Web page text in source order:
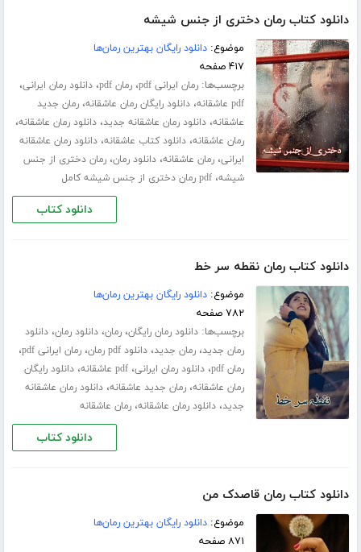
دانلود کتاب رمان دختری از جنس شیشه
موضوع:دانلود رایگان بهترین رمان‌ها
۴۱۷ صفحه
برچسب‌ها:رمان ایرانی pdf ،رمان pdf ،دانلود رمان ایرانی،
pdf عاشقانه ،دانلود رایگان رمان عاشقانه،رمان جدید
عاشقانه،دانلود رمان عاشقانه جدید،دانلود رمان عاشقانه،
رمان عاشقانه،دانلود کتاب عاشقانه،دانلود رمان عاشقانه
ایرانی،رمان عاشقانه،دانلود رمان،رمان دختری از جنس
شیشه،pdf رمان دختری از جنس شیشه کامل
دانلود کتاب
دانلود کتاب رمان نقطه سر خط
موضوع:دانلود رایگان بهترین رمان‌ها
۷۸۲ صفحه
برچسب‌ها:دانلود رمان رایگان،رمان،دانلود رمان،دانلود
رمان جدید،رمان جدید،دانلود pdf رمان ،رمان ایرانی pdf ،
رمان pdf ،دانلود رمان ایرانی،pdf عاشقانه ،دانلود رایگان
رمان عاشقانه،رمان جدید عاشقانه،دانلود رمان عاشقانه
جدید،دانلود رمان عاشقانه،رمان عاشقانه
دانلود کتاب
دانلود کتاب رمان قاصدک من
موضوع:دانلود رایگان بهترین رمان‌ها
۸۷۱ صفحه